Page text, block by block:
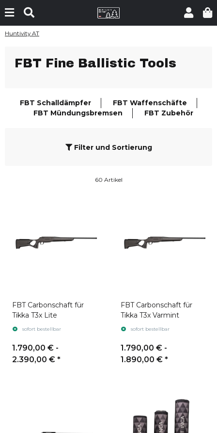
Huntivity AT
FBT Fine Ballistic Tools
FBT Schalldämpfer
FBT Waffenschäfte
FBT Mündungsbremsen
FBT Zubehör
Filter und Sortierung
60 Artikel
FBT Carbonschaft für
Tikka T3x Lite
sofort bestellbar
1.790,00 € -
2.390,00 € *
FBT Carbonschaft für
Tikka T3x Varmint
sofort bestellbar
1.790,00 € -
1.890,00 € *